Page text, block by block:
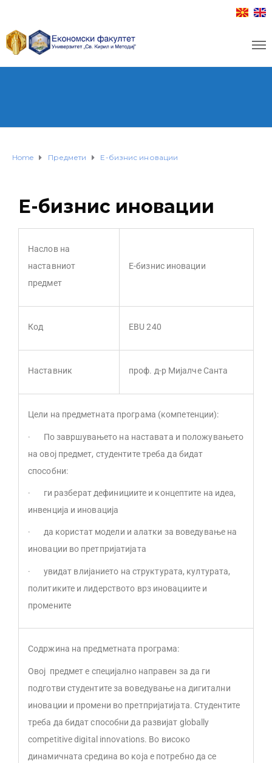
Home Предмети Е-бизнис иновации
Е-бизнис иновации
Наслов на
наставниот
предмет
Е-бизнис иновации
Код EBU 240
Наставник проф. д-р Мијалче Санта
Цели на предметната програма (компетенции):
· По завршувањето на наставата и положувањето
на овој предмет, студентите треба да бидат
способни:
· ги разберат дефинициите и концептите на идеа,
инвенција и иновација
· да користат модели и алатки за воведување на
иновации во претпријатијата
· увидат влијанието на структурата, културата,
политиките и лидерството врз иновациите и
промените
Содржина на предметната програма:
Овој предмет е специјално направен за да ги
подготви студентите за воведување на дигитални
иновации и промени во претпријатијата. Студентите
треба да бидат способни да развијат globally
competitive digital innovations. Во високо
динамичната средина во која е потребно да се